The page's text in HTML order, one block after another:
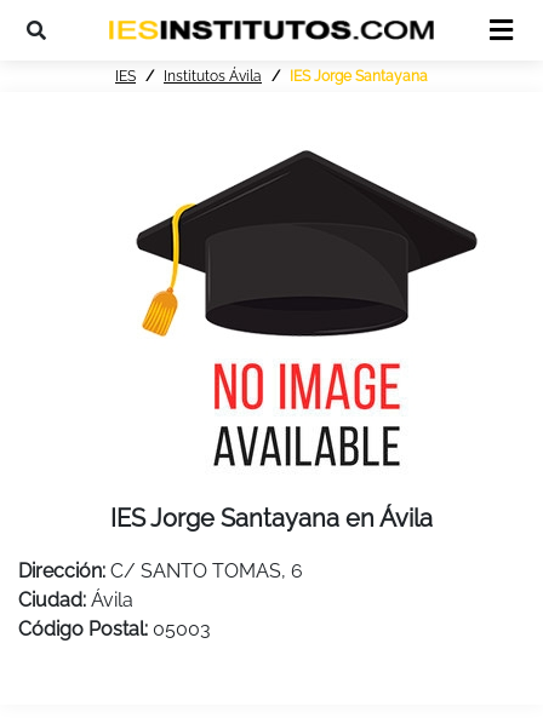
IES Institutos Ávila IES Jorge Santayana
IES Jorge Santayana en Ávila
Dirección: C/ SANTO TOMAS, 6
Ciudad: Ávila
Código Postal: 05003